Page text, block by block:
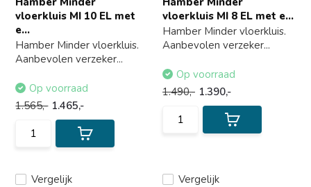
vloerkluis MI 10 EL met
e...
Hamber Minder vloerkluis.
Aanbevolen verzeker...
Vergelijk
Op voorraad
1.565,- 1.465,-
vloerkluis MI 8 EL met e...
Hamber Minder vloerkluis.
Aanbevolen verzeker...
Vergelijk
Op voorraad
1.490,- 1.390,-